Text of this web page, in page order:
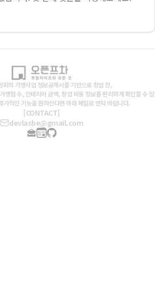
회의 가맹사업 정보공개서를 기반으로 창업 전,
맹점 수, 인테리어 금액, 창업 비용 정보를 편리하게 확인할 수
가적인 기능을 원하신다면 아래 메일로 연락 바랍니다.
[CONTACT]
devlasbe@gmail.com